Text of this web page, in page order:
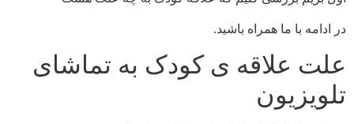
در ادامه با ما همراه باشید.
علت علاقه ی کودک به تماشای
تلویزیون